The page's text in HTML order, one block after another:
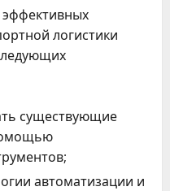
логистики
существующие
автоматизации и